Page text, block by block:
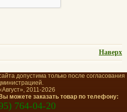
Наверх
допустима только после согласования
2011-2026
можете заказать товар по телефону:
764-04-20